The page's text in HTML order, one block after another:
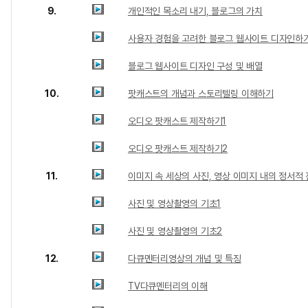
9. 개인적인 목소리 내기, 블로그의 가치
사용자 경험을 고려한 블로그 웹사이트 디자인하기
블로그 웹사이트 디자인 구성 및 배열
10. 팟캐스트의 개념과 스토리텔링 이해하기
오디오 팟캐스트 제작하기1
오디오 팟캐스트 제작하기2
11. 이미지 속 세상의 사진, 영상 이미지 내의 정서적
사진 및 영상촬영의 기초1
사진 및 영상촬영의 기초2
12. 다큐멘터리영상의 개념 및 특징
TV다큐멘터리의 이해